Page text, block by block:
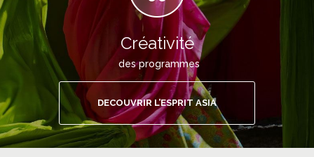
Créativité
des programmes
DECOUVRIR L’ESPRIT ASIA